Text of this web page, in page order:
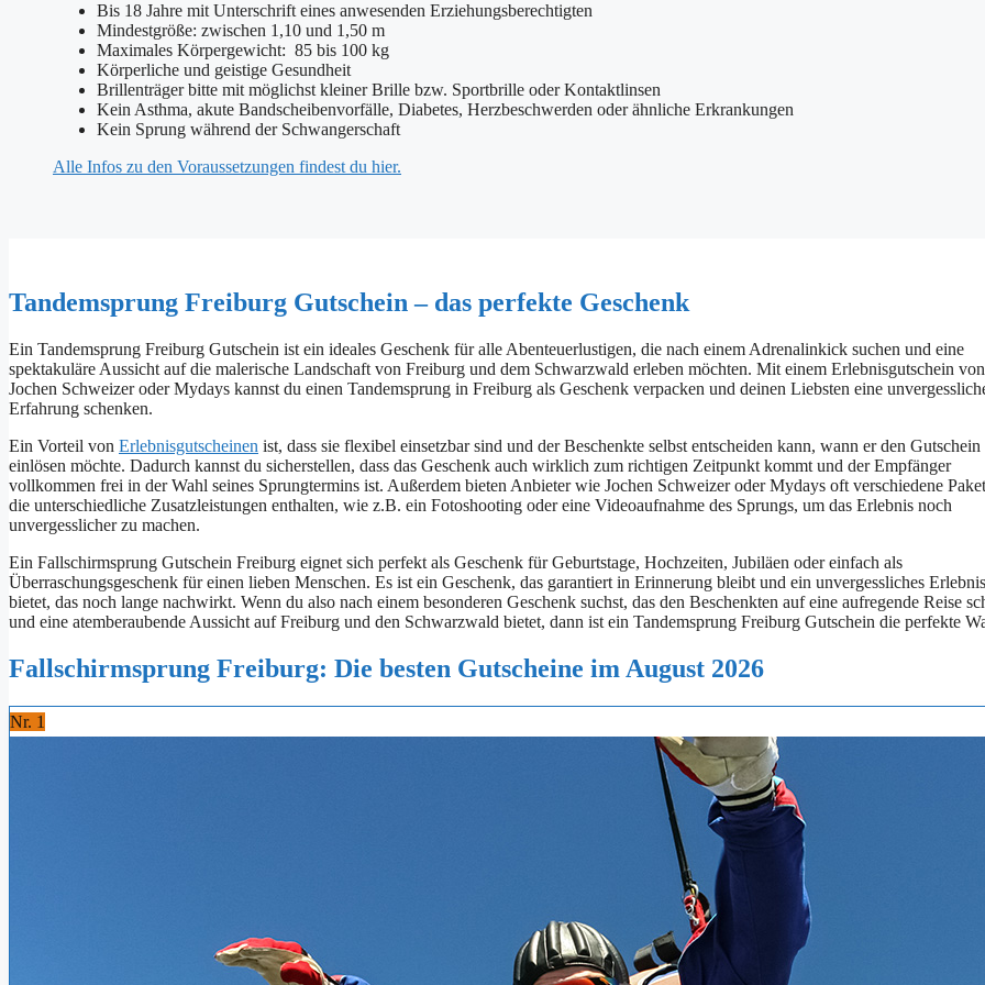
Bis 18 Jahre mit Unterschrift eines anwesenden Erziehungsberechtigten
Mindestgröße: zwischen 1,10 und 1,50 m
Maximales Körpergewicht: 85 bis 100 kg
Körperliche und geistige Gesundheit
Brillenträger bitte mit möglichst kleiner Brille bzw. Sportbrille oder Kontaktlinsen
Kein Asthma, akute Bandscheibenvorfälle, Diabetes, Herzbeschwerden oder ähnliche Erkrankungen
Kein Sprung während der Schwangerschaft
Alle Infos zu den Voraussetzungen findest du hier.
Tandemsprung Freiburg Gutschein – das perfekte Geschenk
Ein Tandemsprung Freiburg Gutschein ist ein ideales Geschenk für alle Abenteuerlustigen, die nach einem Adrenalinkick suchen und eine
spektakuläre Aussicht auf die malerische Landschaft von Freiburg und dem Schwarzwald erleben möchten. Mit einem Erlebnisgutschein von
Jochen Schweizer oder Mydays kannst du einen Tandemsprung in Freiburg als Geschenk verpacken und deinen Liebsten eine
Erfahrung schenken.
Ein Vorteil von Erlebnisgutscheinen ist, dass sie flexibel einsetzbar sind und der Beschenkte selbst entscheiden kann, wann er den Gutschein
einlösen möchte. Dadurch kannst du sicherstellen, dass das Geschenk auch wirklich zum richtigen Zeitpunkt kommt und der Empfänger
vollkommen frei in der Wahl seines Sprungtermins ist. Außerdem bieten Anbieter wie Jochen Schweizer oder Mydays oft verschiedene
die unterschiedliche Zusatzleistungen enthalten, wie z.B. ein Fotoshooting oder eine Videoaufnahme des Sprungs, um das Erlebnis noch
unvergesslicher zu machen.
Ein Fallschirmsprung Gutschein Freiburg eignet sich perfekt als Geschenk für Geburtstage, Hochzeiten, Jubiläen oder einfach als
Überraschungsgeschenk für einen lieben Menschen. Es ist ein Geschenk, das garantiert in Erinnerung bleibt und ein unvergessliches Erlebnis
bietet, das noch lange nachwirkt. Wenn du also nach einem besonderen Geschenk suchst, das den Beschenkten auf eine aufregende Reise
und eine atemberaubende Aussicht auf Freiburg und den Schwarzwald bietet, dann ist ein Tandemsprung Freiburg Gutschein die perfekte
Fallschirmsprung Freiburg: Die besten Gutscheine im August 2026
Nr. 1